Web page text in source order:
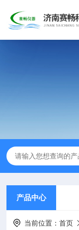
产品中心
当前位置：首页